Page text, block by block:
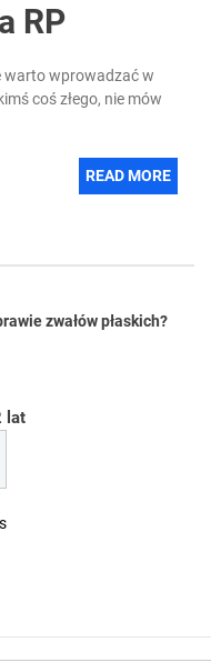
RP
warto wprowadzać w
coś złego, nie mów
READ MORE
zwałów płaskich?
lat